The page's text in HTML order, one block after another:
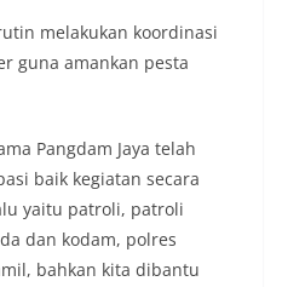
melakukan koordinasi
guna amankan pesta
Pangdam Jaya telah
baik kegiatan secara
yaitu patroli, patroli
dan kodam, polres
bahkan kita dibantu